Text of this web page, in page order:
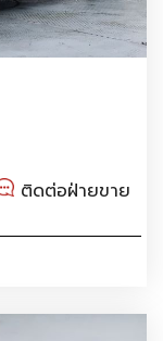
ติดต่อฝ่ายขาย